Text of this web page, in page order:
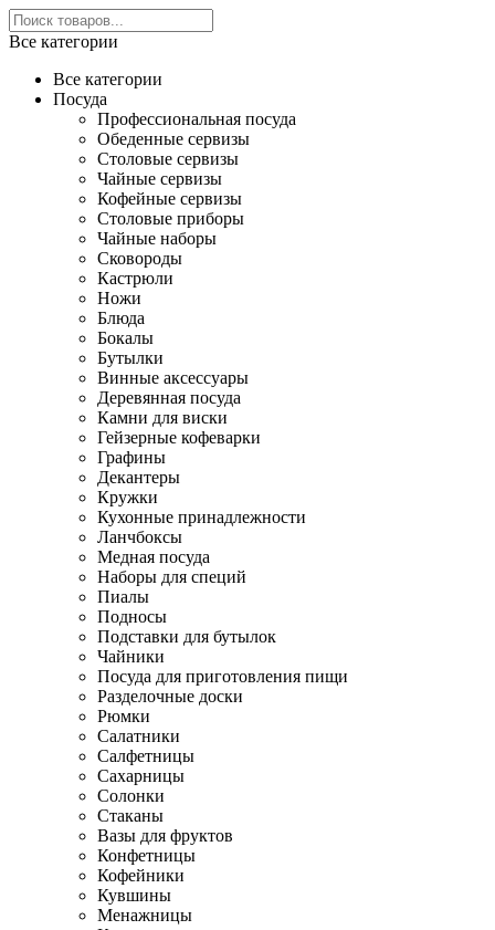
Все категории
Все категории
Посуда
Профессиональная посуда
Обеденные сервизы
Столовые сервизы
Чайные сервизы
Кофейные сервизы
Столовые приборы
Чайные наборы
Сковороды
Кастрюли
Ножи
Блюда
Бокалы
Бутылки
Винные аксессуары
Деревянная посуда
Камни для виски
Гейзерные кофеварки
Графины
Декантеры
Кружки
Кухонные принадлежности
Ланчбоксы
Медная посуда
Наборы для специй
Пиалы
Подносы
Подставки для бутылок
Чайники
Посуда для приготовления пищи
Разделочные доски
Рюмки
Салатники
Салфетницы
Сахарницы
Солонки
Стаканы
Вазы для фруктов
Конфетницы
Кофейники
Кувшины
Менажницы